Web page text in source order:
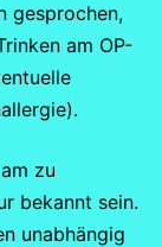
gesprochen,
am OP-
zu
bekannt sein.
unabhängig